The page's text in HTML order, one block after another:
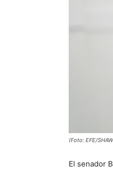
(Foto: EFE/
El senador